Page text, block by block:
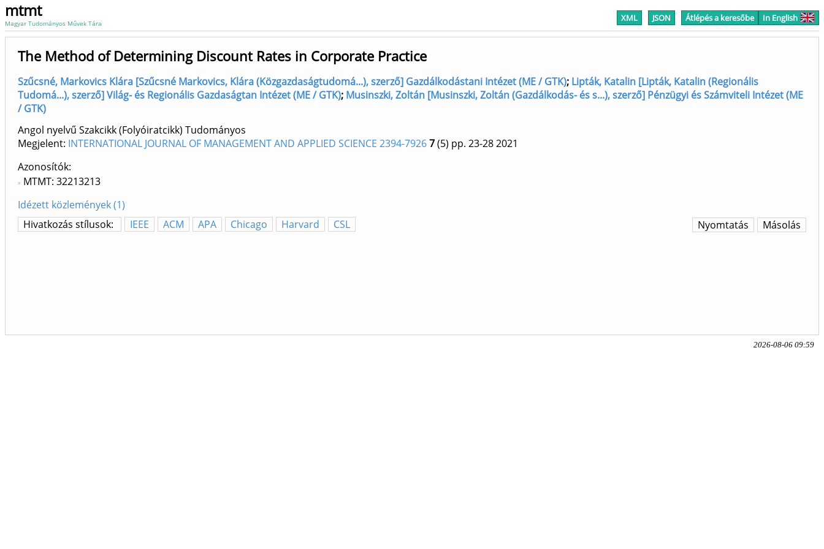
mtmt
Magyar Tudományos Művek Tára XML JSON Átlépés a keresőbe In English
The Method of Determining Discount Rates in Corporate Practice
Szűcsné, Markovics Klára [Szűcsné Markovics, Klára (Közgazdaságtudomá...), szerző] Gazdálkodástani Intézet (ME / GTK); Lipták, Katalin [Lipták, Katalin (Regionális
Tudomá...), szerző] Világ- és Regionális Gazdaságtan Intézet (ME / GTK); Musinszki, Zoltán [Musinszki, Zoltán (Gazdálkodás- és s...), szerző] Pénzügyi és Számviteli Intézet (ME
/ GTK)
Angol nyelvű Szakcikk (Folyóiratcikk) Tudományos
Megjelent: INTERNATIONAL JOURNAL OF MANAGEMENT AND APPLIED SCIENCE 2394-79267(5) pp. 23-282021
Azonosítók
MTMT: 32213213
Idézett közlemények (1)
Hivatkozás stílusok:
IEEE ACM APA Chicago Harvard CSL Másolás
Nyomtatás
2026-08-06 09:59